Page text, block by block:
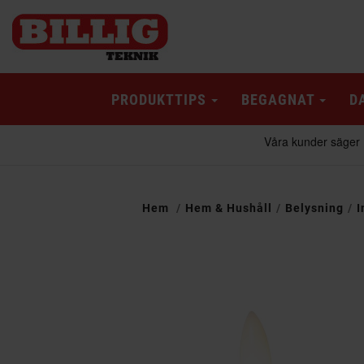
PRODUKTTIPS BEGAGNAT
Hem Hem & Hushåll Belysning